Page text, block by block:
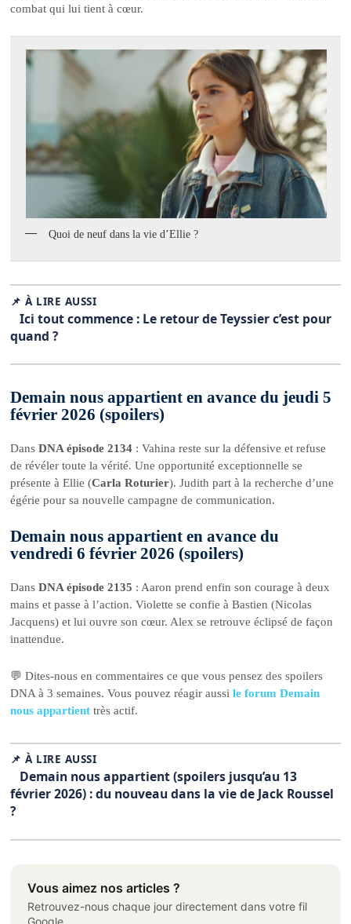
combat qui lui tient à cœur.
Quoi de neuf dans la vie d’Ellie ?
📌 À LIRE AUSSI
Ici tout commence : Le retour de Teyssier c’est pour
quand ?
Demain nous appartient en avance du jeudi 5
février 2026 (spoilers)
DansDNA épisode 2134 : Vahina reste sur la défensive et refuse
de révéler toute la vérité. Une opportunité exceptionnelle se
présente à Ellie (Carla Roturier). Judith part à la recherche d’une
égérie pour sa nouvelle campagne de communication.
Demain nous appartient en avance du
vendredi 6 février 2026 (spoilers)
DansDNA épisode 2135 : Aaron prend enfin son courage à deux
mains et passe à l’action. Violette se confie à Bastien (Nicolas
Jacquens) et lui ouvre son cœur. Alex se retrouve éclipsé de façon
inattendue.
💬 Dites-nous en commentaires ce que vous pensez des spoilers
DNA à 3 semaines. Vous pouvez réagir aussile forum Demain
nous appartient très actif.
📌 À LIRE AUSSI
Demain nous appartient (spoilers jusqu’au 13
février 2026) : du nouveau dans la vie de Jack Roussel
?
Vous aimez nos articles ?
Retrouvez-nous chaque jour directement dans votre fil
Google.